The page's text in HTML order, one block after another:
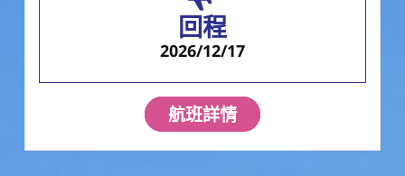
回程
2026/12/17
航班詳情